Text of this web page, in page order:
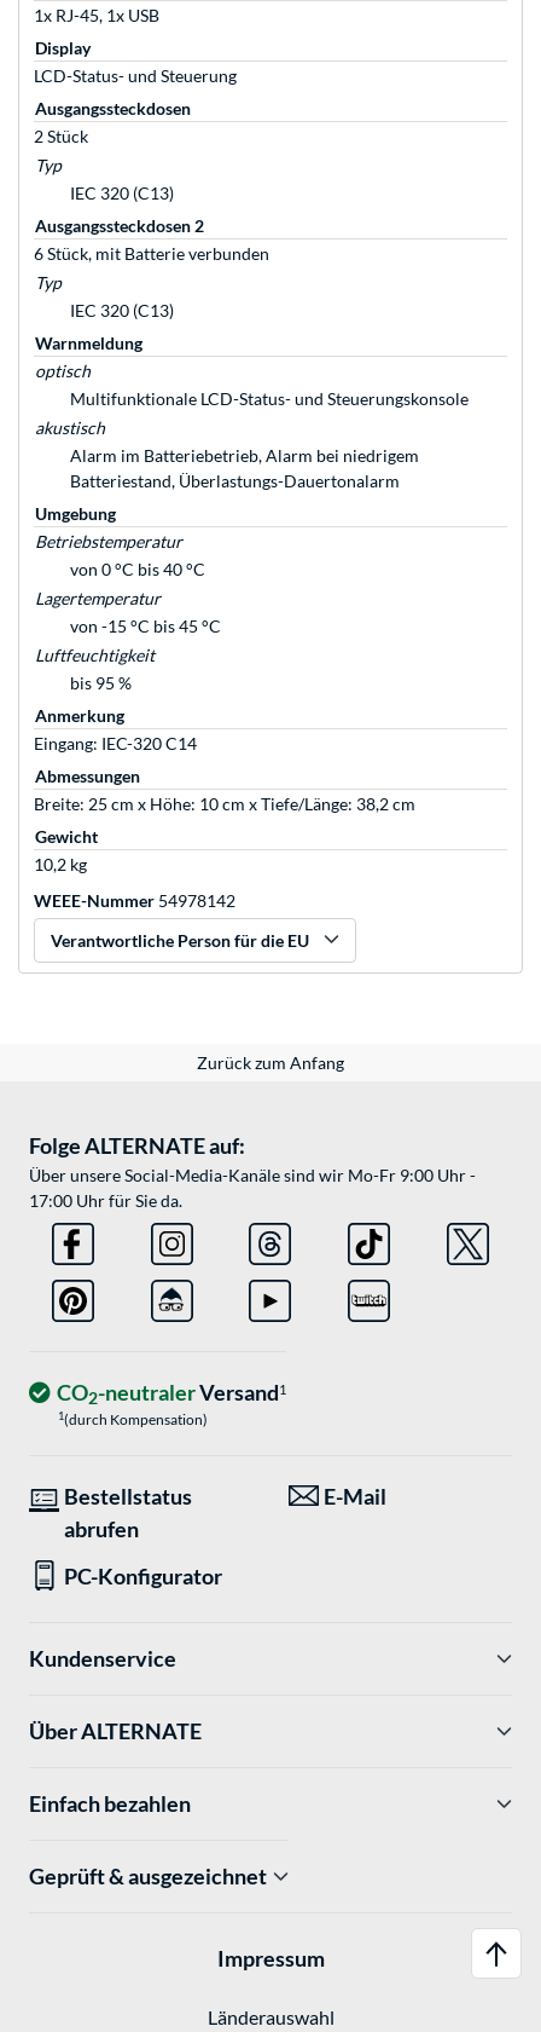
1x RJ-45, 1x USB
Display
LCD-Status- und Steuerung
Ausgangssteckdosen
2 Stück
Typ
IEC 320 (C13)
Ausgangssteckdosen 2
6 Stück, mit Batterie verbunden
Typ
IEC 320 (C13)
Warnmeldung
optisch
Multifunktionale LCD-Status- und Steuerungskonsole
akustisch
Alarm im Batteriebetrieb, Alarm bei niedrigem
Batteriestand, Überlastungs-Dauertonalarm
Umgebung
Betriebstemperatur
von 0 °C bis 40 °C
Lagertemperatur
von -15 °C bis 45 °C
Luftfeuchtigkeit
bis 95 %
Anmerkung
Eingang: IEC-320 C14
Abmessungen
Breite: 25 cm x Höhe: 10 cm x Tiefe/Länge: 38,2 cm
Gewicht
10,2 kg
WEEE-Nummer 54978142
Verantwortliche Person für die EU
Zurück zum Anfang
Folge ALTERNATE auf:
Über unsere Social-Media-Kanäle sind wir Mo-Fr 9:00 Uhr -
17:00 Uhr für Sie da.
CO2-neutralerVersand1
1(durch Kompensation)
Bestellstatus
abrufen
E-Mail
PC-Konfigurator
Kundenservice
Über ALTERNATE
Einfach bezahlen
Geprüft & ausgezeichnet
Impressum
Länderauswahl